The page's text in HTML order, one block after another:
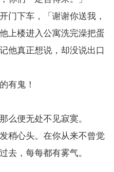
门下车，「谢谢你送我，
上楼进入公寓洗完澡把蛋
他真正想说，却没说出口
有鬼！
么便无处不见寂寞。
稍心头。在你从来不曾觉
去，每每都有雾气。